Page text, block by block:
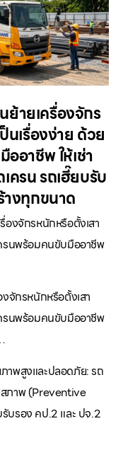
ย้ายเครื่องจักร
นเรื่องง่าย ด้วย
อาชีพ ให้เช่า
ครน รถเฮี๊ยบรับ
างทุกขนาด
งจักรหนักหรือตั้งเสา
ครนพร้อมคนขับมืออาชีพ
จักรหนักหรือตั้งเสา
ครนพร้อมคนขับมืออาชีพ
าพสูงและปลอดภัย: รถ
สภาพ (Preventive
บรอง คป.2 และ ปจ.2